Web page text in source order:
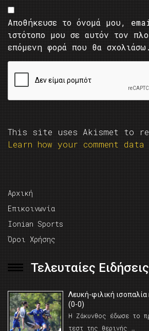
Αποθήκευσε το όνομά μου,
ιστότοπο μου σε αυτόν τον
επόμενη φορά που θα σχολιάσω.
This site uses Akismet to
Learn how your comment
Αρχική
Επικοινωνία
Ionian Sports
Όροι Χρήσης
Τελευταίες Ειδήσεις
Λευκή-φιλική
(0-0)
Η Ζάκυνθος έδωσε το
τεστ της θερινής …